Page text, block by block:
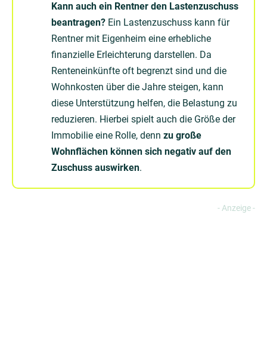
Kann auch ein Rentner den Lastenzuschuss
beantragen? Ein Lastenzuschuss kann für
Rentner mit Eigenheim eine erhebliche
finanzielle Erleichterung darstellen. Da
Renteneinkünfte oft begrenzt sind und die
Wohnkosten über die Jahre steigen, kann
diese Unterstützung helfen, die Belastung zu
reduzieren. Hierbei spielt auch die Größe der
Immobilie eine Rolle, denn zu große
Wohnflächen können sich negativ auf den
Zuschuss auswirken.